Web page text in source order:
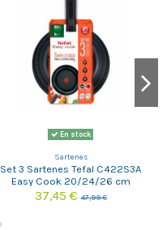
En stock
Sartenes
Set 3 Sartenes Tefal C422S3A
Easy Cook 20/24/26 cm
37,45 € 47,99 €